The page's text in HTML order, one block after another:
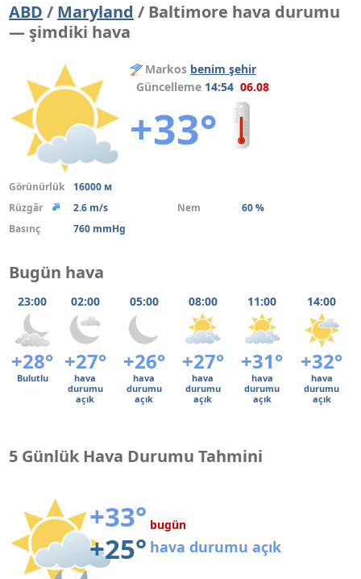
ABD / Maryland / Baltimore hava durumu
— şimdiki hava
Markos benim şehir
Güncelleme 14:54 06.08
+33°
Görünürlük
16000 м
Rüzgâr
2.6 m/s Nem
60 %
Basınç
760 mmHg
Bugün hava
23:00 02:00 05:00 08:00 11:00 14:00
+28° +27° +26° +27° +31° +32°
Bulutlu
hava
durumu
açık
hava
durumu
açık
hava
durumu
açık
hava
durumu
açık
hava
durumu
açık
5 Günlük Hava Durumu Tahmini
+33°
+25°
bugün
hava durumu açık